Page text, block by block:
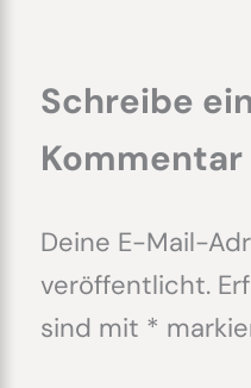
Schreibe
Kommentar
Deine E-Mail-
veröffentlicht.
sind mit *